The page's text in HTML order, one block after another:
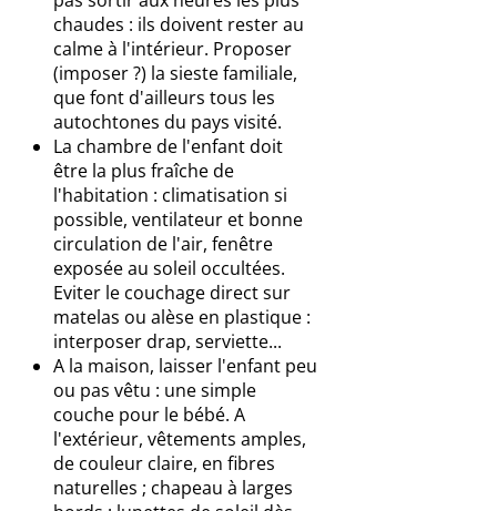
chaudes : ils doivent rester au
calme à l'intérieur. Proposer
(imposer ?) la sieste familiale,
que font d'ailleurs tous les
autochtones du pays visité.
La chambre de l'enfant doit
être la plus fraîche de
l'habitation : climatisation si
possible, ventilateur et bonne
circulation de l'air, fenêtre
exposée au soleil occultées.
Eviter le couchage direct sur
matelas ou alèse en plastique :
interposer drap, serviette...
A la maison, laisser l'enfant peu
ou pas vêtu : une simple
couche pour le bébé. A
l'extérieur, vêtements amples,
de couleur claire, en fibres
naturelles ; chapeau à larges